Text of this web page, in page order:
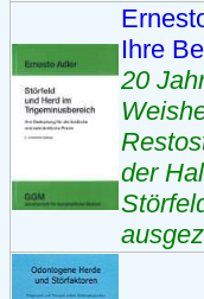
Ihre
20
der